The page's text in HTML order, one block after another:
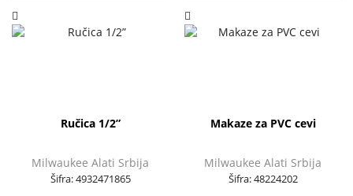
Ručica 1/2”
Milwaukee Alati Srbija
Šifra:4932471865
Makaze za PVC cevi
Milwaukee Alati Srbija
Šifra:48224202